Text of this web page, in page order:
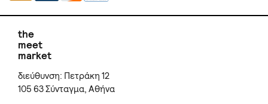
the
meet
market
διεύθυνση: Πετράκη 12
105 63 Σύνταγμα, Αθήνα